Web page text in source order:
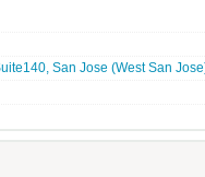
Sunnyvale, CA 94087
の技術や経験を活かし、高い
やすく、
きる雰囲気を大切にしていま
向けのスタイルまで幅広く対
San Jose (West San